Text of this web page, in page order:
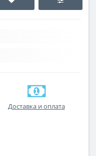
Доставка и оплата